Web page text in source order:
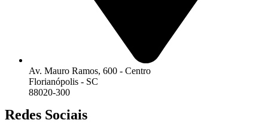
Av. Mauro Ramos, 600 - Centro
Florianópolis - SC
88020-300
Redes Sociais